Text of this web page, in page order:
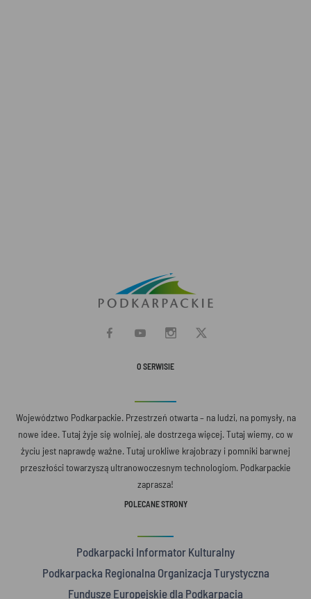
O SERWISIE
Województwo Podkarpackie. Przestrzeń otwarta – na ludzi, na pomysły, na
nowe idee. Tutaj żyje się wolniej, ale dostrzega więcej. Tutaj wiemy, co w
życiu jest naprawdę ważne. Tutaj urokliwe krajobrazy i pomniki barwnej
przeszłości towarzyszą ultranowoczesnym technologiom. Podkarpackie
zaprasza!
POLECANE STRONY
Podkarpacki Informator Kulturalny
Podkarpacka Regionalna Organizacja Turystyczna
Fundusze Europejskie dla Podkarpacia